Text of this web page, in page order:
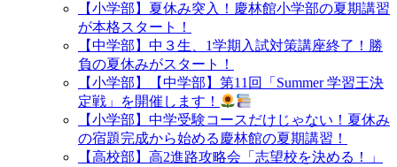
【小学部】夏休み突入！慶林館小学部の夏期講習
が本格スタート！
【中学部】中３生、1学期入試対策講座終了！勝
負の夏休みがスタート！
【小学部】【中学部】第11回「Summer 学習王決
定戦」を開催します！
【小学部】中学受験コースだけじゃない！夏休み
の宿題完成から始める慶林館の夏期講習！
【高校部】高2進路攻略会「志望校を決める！」